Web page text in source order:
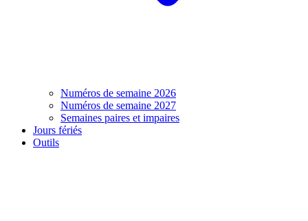
Numéros de semaine 2026
Numéros de semaine 2027
Semaines paires et impaires
Jours fériés
Outils